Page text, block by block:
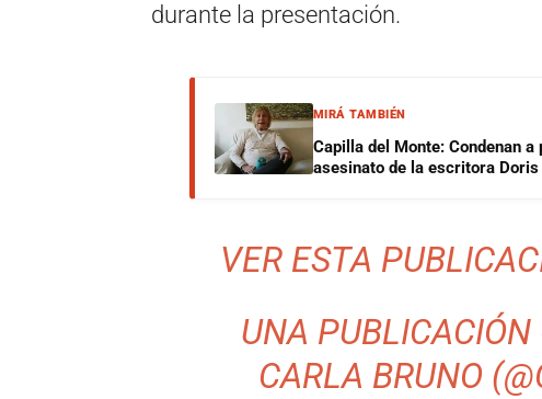
durante la presentación.
MIRÁ TAMBIÉN
Capilla del Monte: Condenan
asesinato de la escritora Doris
VER ESTA
UNA
CARLA BRUNO